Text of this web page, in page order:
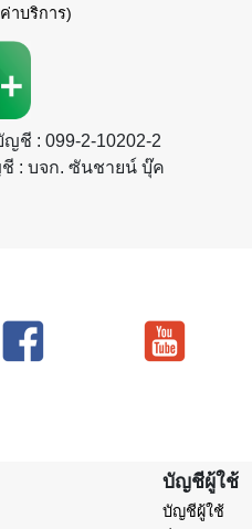
าบริการ)
ญชี : 099-2-10202-2
: บจก. ซันชายน์ บุ๊ค
บัญชีผู้ใช้
บัญชีผู้ใช้